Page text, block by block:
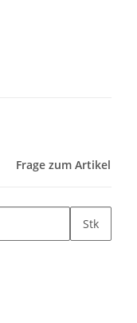
Frage zum Artikel
Stk